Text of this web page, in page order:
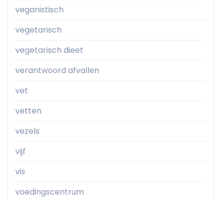
veganistisch
vegetarisch
vegetarisch dieet
verantwoord afvallen
vet
vetten
vezels
vijf
vis
voedingscentrum